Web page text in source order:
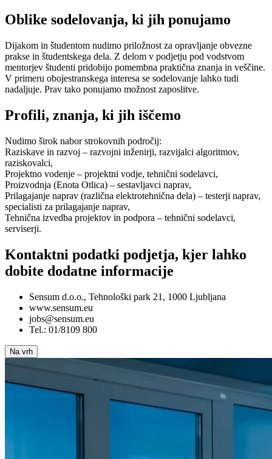
Oblike sodelovanja, ki jih ponujamo
Dijakom in študentom nudimo priložnost za opravljanje obvezne
prakse in študentskega dela. Z delom v podjetju pod vodstvom
mentorjev študenti pridobijo pomembna praktična znanja in veščine.
V primeru obojestranskega interesa se sodelovanje lahko tudi
nadaljuje. Prav tako ponujamo možnost zaposlitve.
Profili, znanja, ki jih iščemo
Nudimo širok nabor strokovnih področij:
Raziskave in razvoj – razvojni inženirji, razvijalci algoritmov,
raziskovalci,
Projektno vodenje – projektni vodje, tehnični sodelavci,
Proizvodnja (Enota Otlica) – sestavljavci naprav,
Prilagajanje naprav (različna elektrotehnična dela) – testerji naprav,
specialisti za prilagajanje naprav,
Tehnična izvedba projektov in podpora – tehnični sodelavci,
serviserji.
Kontaktni podatki podjetja, kjer lahko
dobite dodatne informacije
Sensum d.o.o., Tehnološki park 21, 1000 Ljubljana
www.sensum.eu
jobs@sensum.eu
Tel.: 01/8109 800
Na vrh